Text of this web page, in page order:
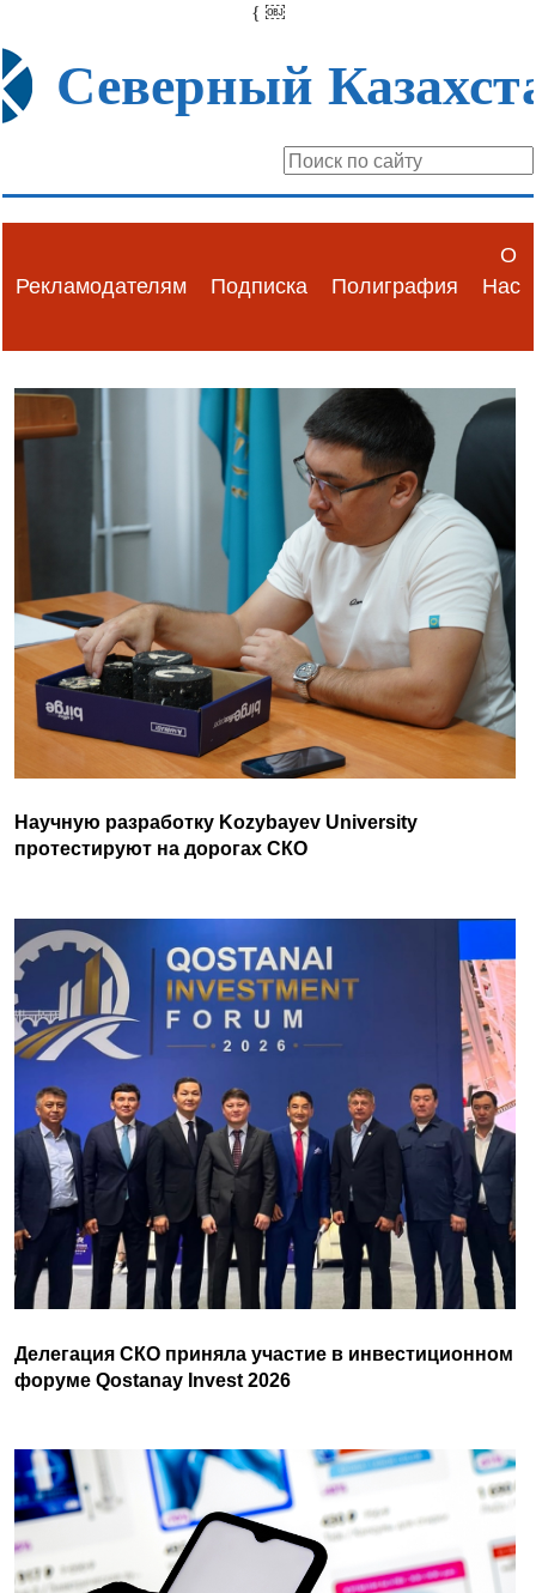
{ ￼
Северный
Рекламодателям Подписка Полиграфия
О
Нас
Научную разработку Kozybayev University
протестируют на дорогах СКО
Делегация СКО приняла участие в инвестиционном
форуме Qostanay Invest 2026